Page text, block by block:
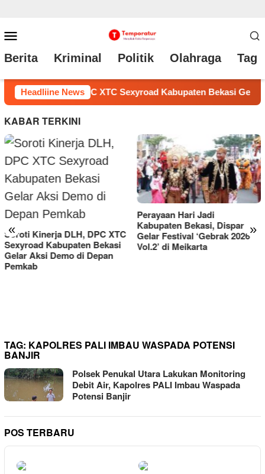
ke
konten
Mobile
Berita Kriminal Politik Olahraga Tag
Headliine News
Gelar Aksi Demo di Depan Pemkab Perayaan Hari
KABAR TERKINI
« »
Perayaan Hari Jadi
Kabupaten Bekasi, Dispar
Gelar Festival ‘Gebrak 2026
Vol.2’ di Meikarta
TAG: KAPOLRES PALI IMBAU WASPADA POTENSI
BANJIR
Polsek Penukal Utara Lakukan Monitoring
Debit Air, Kapolres PALI Imbau Waspada
Potensi Banjir
POS TERBARU